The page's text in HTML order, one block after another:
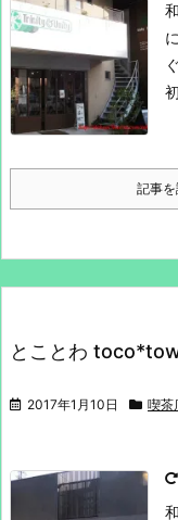
記事
とことわ
2017年1月10日 喫茶